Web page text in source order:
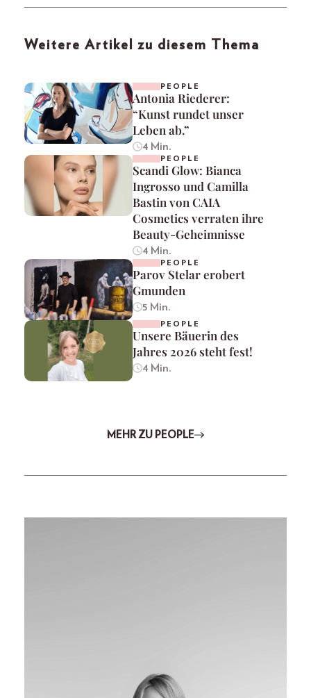
Weitere Artikel zu diesem Thema
PEOPLE
Antonia Riederer:
“Kunst rundet unser
Leben ab.”
4 Min.
PEOPLE
Scandi Glow: Bianca
Ingrosso und Camilla
Bastin von CAIA
Cosmetics verraten ihre
Beauty-Geheimnisse
4 Min.
PEOPLE
Parov Stelar erobert
Gmunden
5 Min.
PEOPLE
Unsere Bäuerin des
Jahres 2026 steht fest!
4 Min.
MEHR ZU PEOPLE